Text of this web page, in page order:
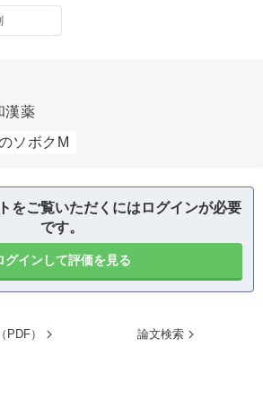
漢薬
ソボクM
をご覧いただくにはログインが必要
です。
グインして評価を見る
） 論文検索